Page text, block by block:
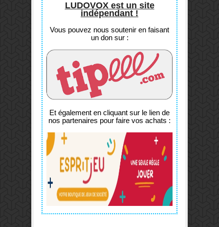
LUDOVOX est un site
indépendant !
Vous pouvez nous soutenir en faisant
un don sur :
Et également en cliquant sur le lien de
nos partenaires pour faire vos achats :